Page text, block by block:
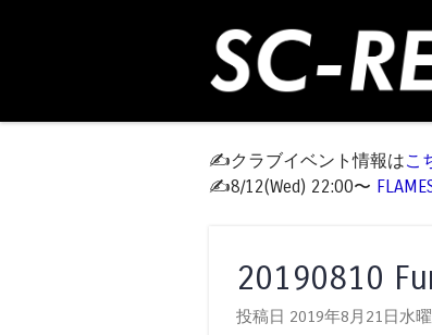
✍️クラブイベント情報はこ
✍️8/12(Wed) 22:00〜
20190810
投稿日 2019年8月21日水